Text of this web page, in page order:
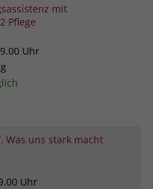
mit
Pflege
Uhr
Was uns stark macht
Uhr